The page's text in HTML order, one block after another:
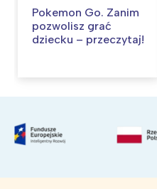
Pokemon Go. Zanim
pozwolisz grać
dziecku – przeczytaj!